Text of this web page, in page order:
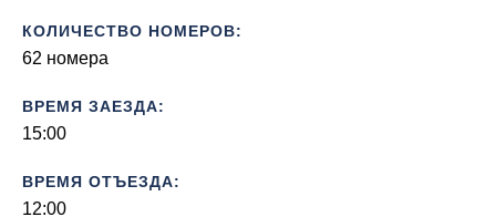
КОЛИЧЕСТВО НОМЕРОВ:
62 номера
ВРЕМЯ ЗАЕЗДА:
15:00
ВРЕМЯ ОТЪЕЗДА:
12:00